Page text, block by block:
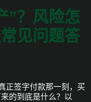
”？风险怎
见问题答
正签字付款那一刻，买
的到底是什么？以